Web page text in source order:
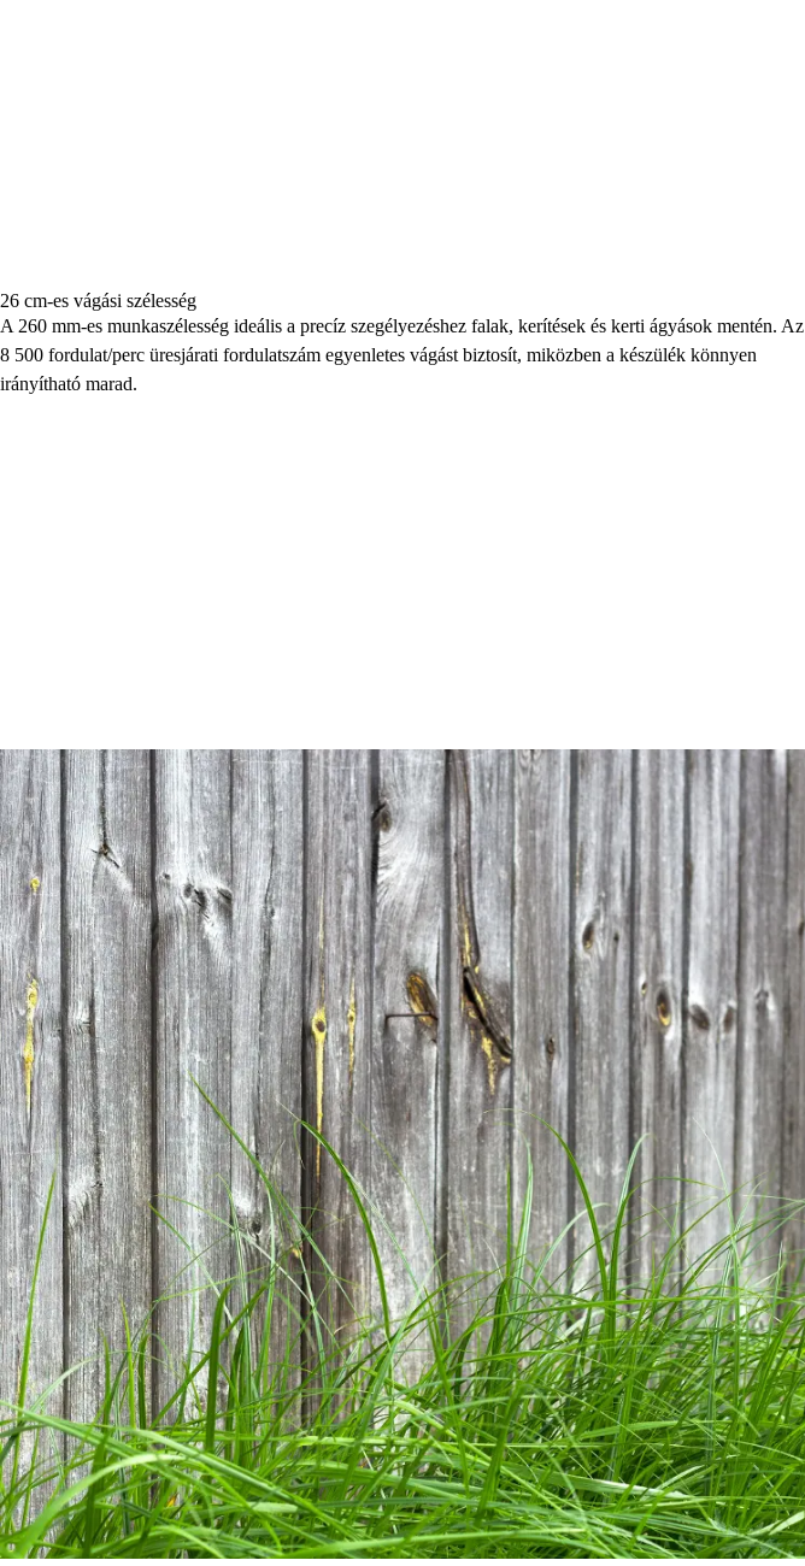
26 cm-es vágási szélesség
A 260 mm-es munkaszélesség ideális a precíz szegélyezéshez falak, kerítések és kerti ágyások mentén. Az
8 500 fordulat/perc üresjárati fordulatszám egyenletes vágást biztosít, miközben a készülék könnyen
irányítható marad.